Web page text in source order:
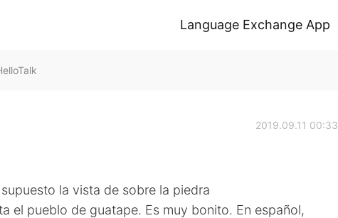
Language Exchange App
2019.09.11 00:33
la vista de sobre la piedra
el pueblo de guatape. Es muy bonito. En español,